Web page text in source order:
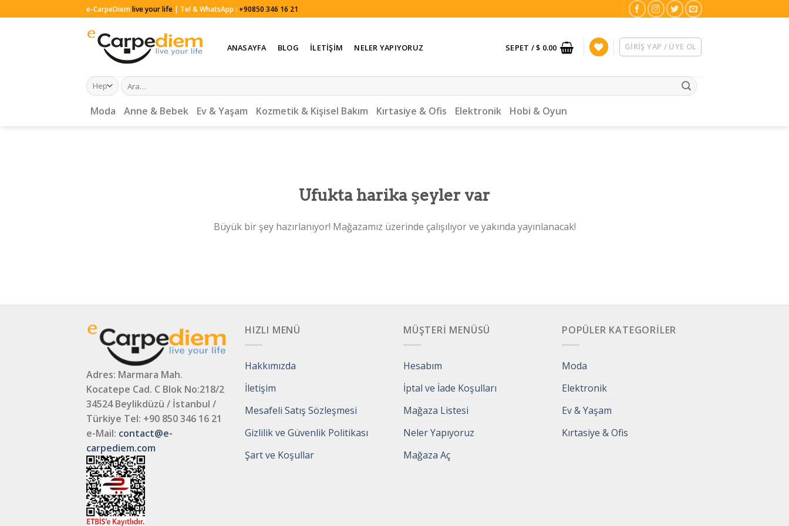
to
e-CarpeDiemlive your life | Tel & WhatsApp : +90850 346 16 21
ANASAYFA BLOG İLETIŞIM NELER YAPIYORUZ SEPET /$ 0.00 GIRIŞ YAP / ÜYE OL
Ara:
Moda Anne & Bebek Ev & Yaşam Kozmetik & Kişisel Bakım Kırtasiye & Ofis Elektronik Hobi & Oyun
Ufukta harika şeyler var
Büyük bir şey hazırlanıyor! Mağazamız üzerinde çalışılıyor ve yakında yayınlanacak!
Adres: Marmara Mah.
Kocatepe Cad. C Blok No:218/2
34524 Beylikdüzü / İstanbul /
Türkiye Tel: +90 850 346 16 21
e-Mail: contact@e-
carpediem.com
HIZLI MENÜ
Hakkımızda
İletişim
Mesafeli Satış Sözleşmesi
Gizlilik ve Güvenlik Politikası
Şart ve Koşullar
MÜŞTERI MENÜSÜ
Hesabım
İptal ve İade Koşulları
Mağaza Listesi
Neler Yapıyoruz
Mağaza Aç
POPÜLER KATEGORILER
Moda
Elektronik
Ev & Yaşam
Kırtasiye & Ofis